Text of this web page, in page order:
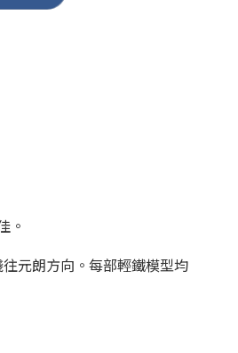
。
元朗方向。每部輕鐵模型均